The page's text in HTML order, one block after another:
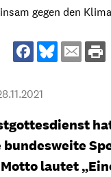
gegen den
bundesweite
lautet